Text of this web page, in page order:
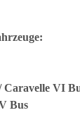
VI
Bus